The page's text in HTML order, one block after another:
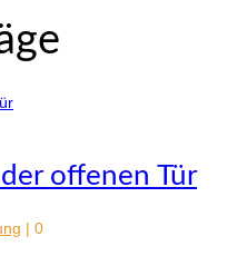
offenen Tür
| 0